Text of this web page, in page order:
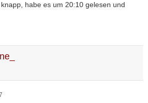
habe es um 20:10 gelesen und